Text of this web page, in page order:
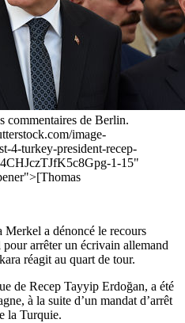
commentaires de Berlin.
image-
4-turkey-president-recep-
1-15"
a dénoncé le recours
arrêter un écrivain allemand
réagit au quart de tour.
de Recep Tayyip Erdoğan, a été
à la suite d’un mandat d’arrêt
la Turquie.